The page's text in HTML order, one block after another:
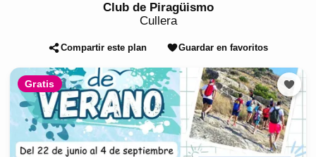
Club de Piragüismo
Cullera
Compartir este plan Guardar en favoritos
Gratis